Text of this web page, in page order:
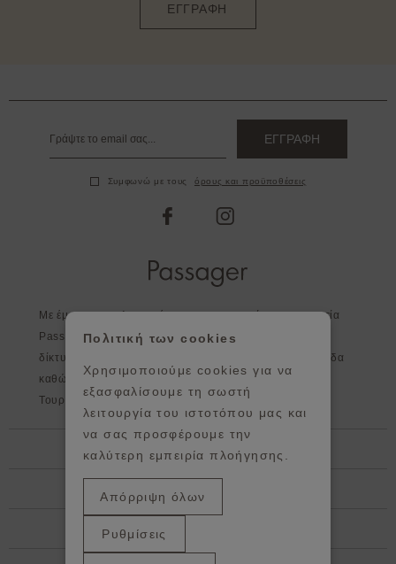
ΕΓΓΡΑΦΗ
ΕΓΓΡΑΦΗ
Συμφωνώ με τους όρους και προϋποθέσεις
facebookinstagram
Με έμφαση στη λεπτομέρεια και στην ποιότητα η εταιρεία
Passager, εκτός από τα καταστήματα της, διευρύνει το
δίκτυο της σε επιλεγμένα καταστήματα σε όλη την Ελλάδα
καθώς και στο εξωτερικό - Κύπρος, Αγγλία, Ισπανία,
Τουρκία, Πορτογαλία, Ιρλανδία, Γερμανία.
Βοήθεια
Πληροφορίες
Showroom / κεντρικά Γραφεία
Πολιτική των cookies
Χρησιμοποιούμε cookies για να
εξασφαλίσουμε τη σωστή
λειτουργία του ιστοτόπου μας και
να σας προσφέρουμε την
καλύτερη εμπειρία πλοήγησης.
Απόρριψη όλων
Ρυθμίσεις